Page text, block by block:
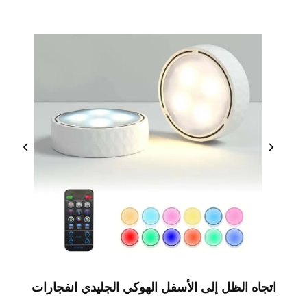
اتجاه الظل إلى الأسفل الهوكي الجليدي انفجارات